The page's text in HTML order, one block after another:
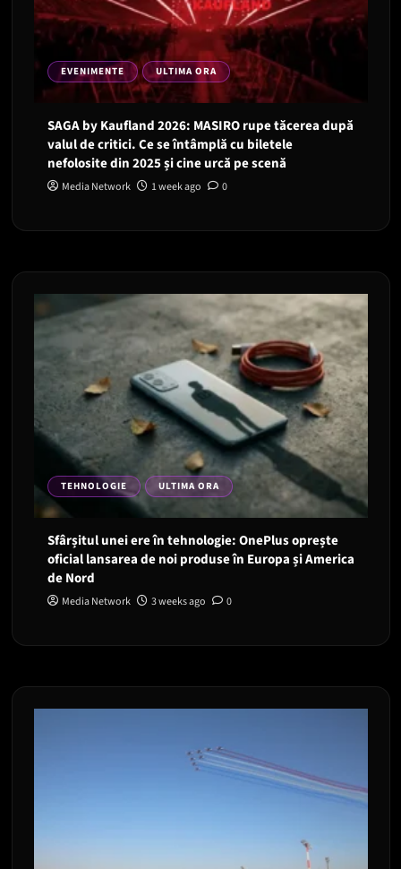
EVENIMENTE ULTIMA ORA
SAGA by Kaufland 2026: MASIRO rupe tăcerea după
valul de critici. Ce se întâmplă cu biletele
nefolosite din 2025 și cine urcă pe scenă
Media Network 1 week ago 0
TEHNOLOGIE ULTIMA ORA
Sfârșitul unei ere în tehnologie: OnePlus oprește
oficial lansarea de noi produse în Europa și America
de Nord
Media Network 3 weeks ago 0